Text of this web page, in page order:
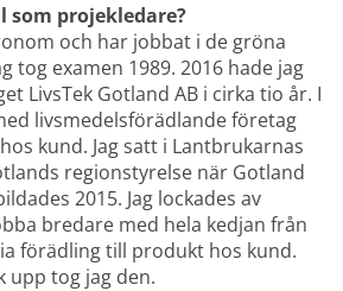
som projekledare?
och har jobbat i de gröna
tog examen 1989. 2016 hade jag
LivsTek Gotland AB i cirka tio år. I
livsmedelsförädlande företag
kund. Jag satt i Lantbrukarnas
regionstyrelse när Gotland
2015. Jag lockades av
bredare med hela kedjan från
förädling till produkt hos kund.
upp tog jag den.